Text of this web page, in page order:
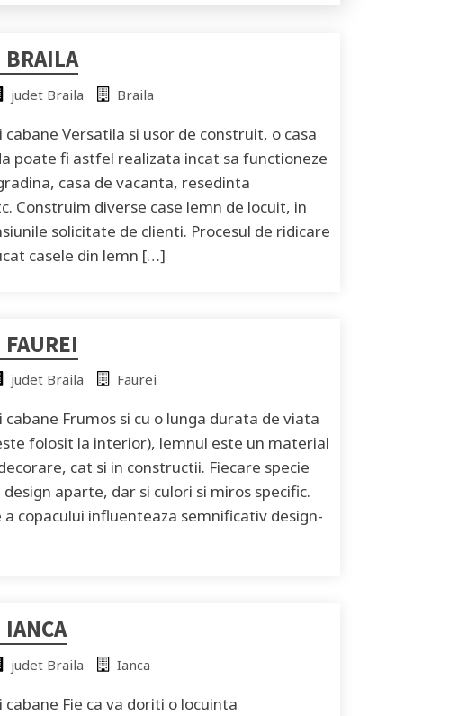
BRAILA
judet Braila Braila
cabane Versatila si usor de construit, o casa
poate fi astfel realizata incat sa functioneze
casa de vacanta, resedinta
Construim diverse case lemn de locuit, in
solicitate de clienti. Procesul de ridicare
casele din lemn […]
judet Braila Faurei
cabane Frumos si cu o lunga durata de viata
folosit la interior), lemnul este un material
cat si in constructii. Fiecare specie
design aparte, dar si culori si miros specific.
copacului influenteaza semnificativ design-
IANCA
judet Braila Ianca
cabane Fie ca va doriti o locuinta